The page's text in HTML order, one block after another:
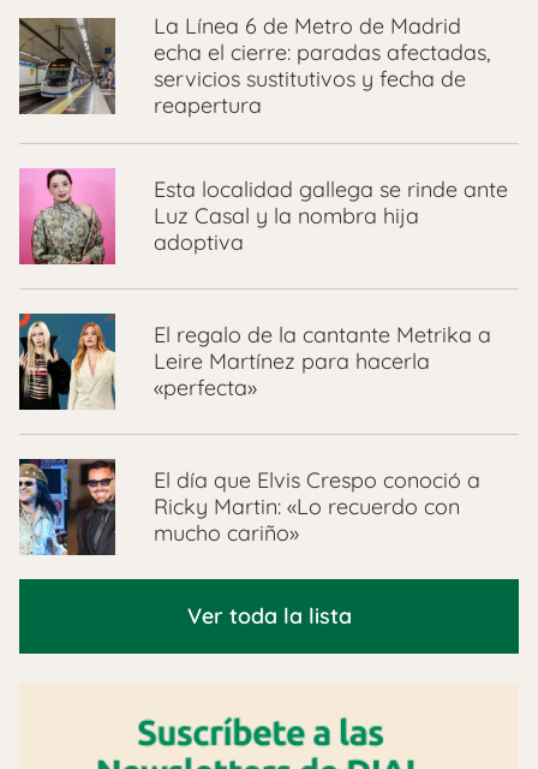
La Línea 6 de Metro de Madrid
echa el cierre: paradas afectadas,
servicios sustitutivos y fecha de
reapertura
Esta localidad gallega se rinde ante
Luz Casal y la nombra hija
adoptiva
El regalo de la cantante Metrika a
Leire Martínez para hacerla
«perfecta»
El día que Elvis Crespo conoció a
Ricky Martin: «Lo recuerdo con
mucho cariño»
Ver toda la lista